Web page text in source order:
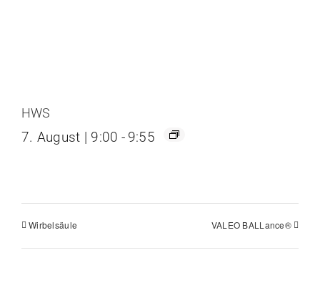
HWS
7. August | 9:00 - 9:55
Wirbelsäule VALEO BALLance®